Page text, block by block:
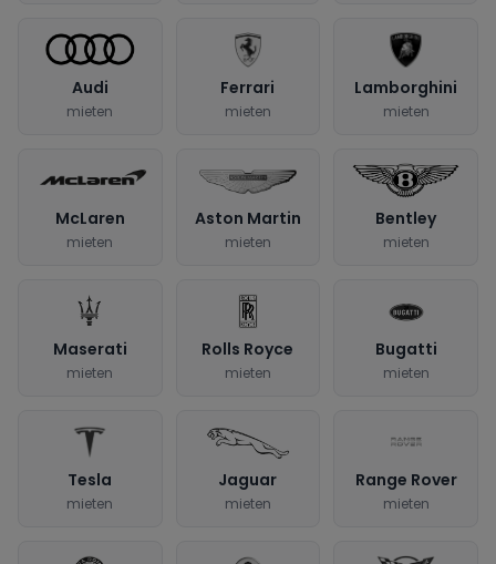
Audi
mieten
Ferrari
mieten
Lamborghini
mieten
McLaren
mieten
Aston Martin
mieten
Bentley
mieten
Maserati
mieten
Rolls Royce
mieten
Bugatti
mieten
Tesla
mieten
Jaguar
mieten
Range Rover
mieten